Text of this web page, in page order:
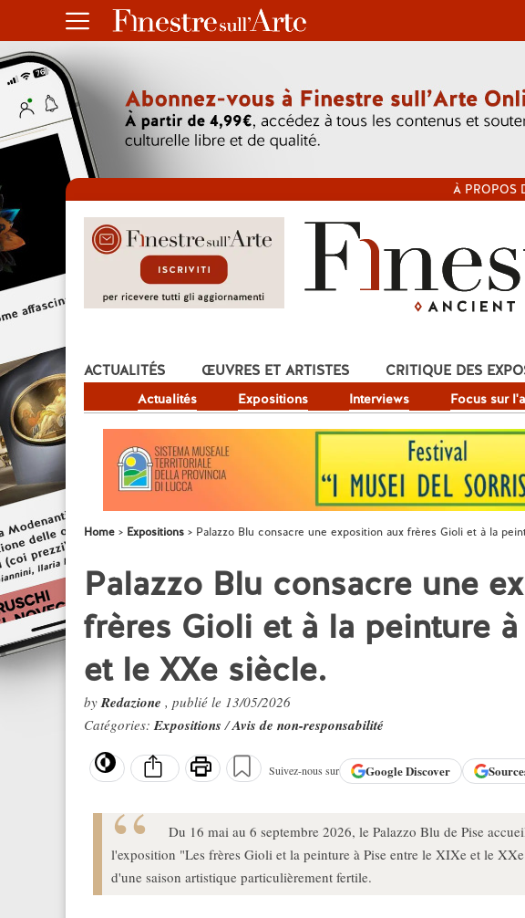
À PROPOS
ACTUALITÉS
Actualités Expositions Interviews Focus sur
ŒUVRES ET ARTISTES CRITIQUE DES
Home Expositions Palazzo Blu consacre une exposition aux frères Gioli et à la
Palazzo Blu consacre une
frères Gioli et à la peinture
et le XXe siècle.
byRedazione , publié le 13/05/2026
Catégories:Expositions/Avis de non-responsabilité
Suivez-nous sur GoogleDiscover
Du 16 mai au 6 septembre 2026, le Palazzo Blu de Pise
l'exposition "Les frères Gioli et la peinture à Pise entre le XIXe et le
d'une saison artistique particulièrement fertile.